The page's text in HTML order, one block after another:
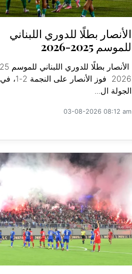
الأنصار بطلًا للدوري اللبناني
للموسم 2025-2026
2026 فوز الأنصار على النجمة 2-1، في
الجولة ال...
03-08-2026 08:12 am